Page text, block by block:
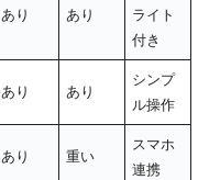
あり あり
ライト
付き
あり あり
シンプ
ル操作
あり 重い
スマホ
連携